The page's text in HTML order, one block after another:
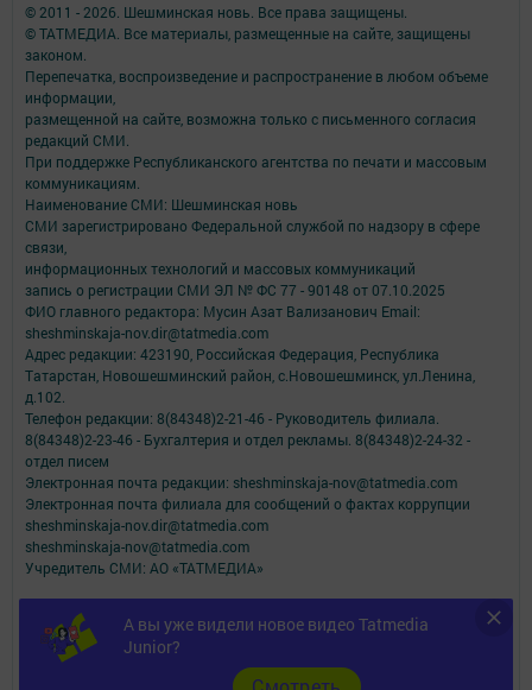
А вы уже видели новое видео Tatmedia
Junior?
© 2011 - 2026. Шешминская новь. Все права защищены.
© ТАТМЕДИА. Все материалы, размещенные на сайте, защищены
законом.
Перепечатка, воспроизведение и распространение в любом объеме
информации,
размещенной на сайте, возможна только с письменного согласия
редакций СМИ.
При поддержке Республиканского агентства по печати и массовым
коммуникациям.
Наименование СМИ: Шешминская новь
СМИ зарегистрировано Федеральной службой по надзору в сфере
связи,
информационных технологий и массовых коммуникаций
запись о регистрации СМИ ЭЛ № ФС 77 - 90148 от 07.10.2025
ФИО главного редактора: Мусин Азат Вализанович Email:
sheshminskaja-nov.dir@tatmedia.com
Адрес редакции: 423190, Российская Федерация, Республика
Татарстан, Новошешминский район, с.Новошешминск, ул.Ленина,
д.102.
Телефон редакции: 8(84348)2-21-46 - Руководитель филиала.
8(84348)2-23-46 - Бухгалтерия и отдел рекламы. 8(84348)2-24-32 -
отдел писем
Электронная почта редакции: sheshminskaja-nov@tatmedia.com
Электронная почта филиала для сообщений о фактах коррупции
sheshminskaja-nov.dir@tatmedia.com
sheshminskaja-nov@tatmedia.com
Учредитель СМИ: АО «ТАТМЕДИА»
Антикоррупционная политика
АО «ТАТМЕДИА» использует «cookie»для персонализации сервисов и
удобства пользователей сайтом.
Использование «cookie» можно отменить в настройках браузера.